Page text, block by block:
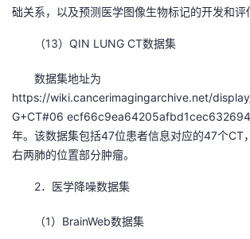
础关系，以及预测医学图像生物标记的开发和评
（13）QIN LUNG CT数据集
数据集地址为
https://wiki.cancerimagingarchive.net/
G+CT#06
年。该数据集包括47位患者信息对应的47个CT
右两肺的位置部分肿瘤。
2．医学降噪数据集
（1）BrainWeb数据集